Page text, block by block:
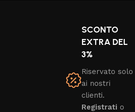
SCONTO
EXTRA DEL
3%
Riservato solo
ai nostri
clienti.
Registrati o